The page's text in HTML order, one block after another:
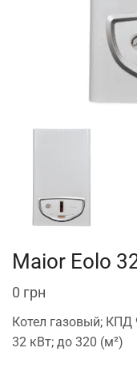
Maior Eolo
0 грн
Котел газовый;
32 кВт; до 320 (м²)